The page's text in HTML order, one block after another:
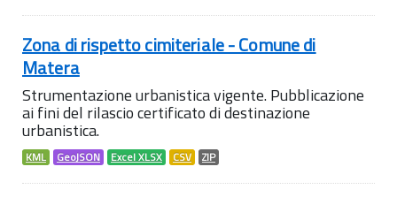
Zona di rispetto cimiteriale - Comune di
Matera
Strumentazione urbanistica vigente. Pubblicazione
ai fini del rilascio certificato di destinazione
urbanistica.
KML GeoJSON Excel XLSX CSV ZIP